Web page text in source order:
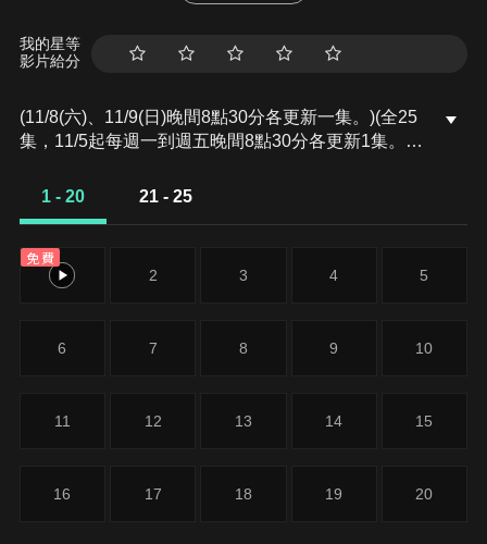
我的星等
影片給分
(11/8(六)、11/9(日)晚間8點30分各更新一集。)(全25
集，11/5起每週一到週五晚間8點30分各更新1集。)
開平台」，並與仍在SNK新聞台任職的古肇華、張家
任總監古肇華既忌憚又不安。張家妍雖順利升任SNK
電視部副總監，但仍處處受到古肇華掣肘，難以完全
三足鼎立的局面。此時，在政府新聞處擔任要職的許
1 - 20 21 - 25
免費
1 2 3 4 5
6 7 8 9 10
11 12 13 14 15
16 17 18 19 20